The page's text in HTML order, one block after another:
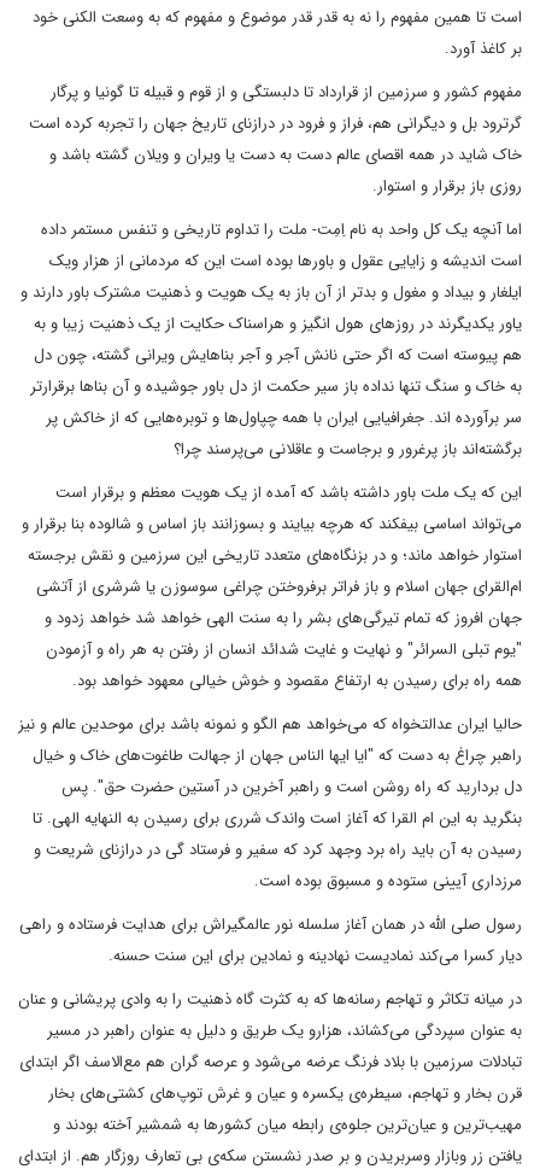
است تا همین مفهوم را نه به قدر قدر موضوع و مفهوم که به وسعت الکنی خود
بر کاغذ آورد.
مفهوم کشور و سرزمین از قرارداد تا دلبستگی و از قوم و قبیله تا گونیا و پرگار
گرترود بل و دیگرانی هم، فراز و فرود در درازنای تاریخ جهان را تجربه کرده است
خاک شاید در همه اقصای عالم دست به دست یا ویران و ویلان گشته باشد و
روزی باز برقرار و استوار.
اما آنچه یک کل واحد به نام اِمِت- ملت را تداوم تاریخی و تنفس مستمر داده
است اندیشه و زایایی عقول و باور‌ها بوده است این که مردمانی از هزار ویک
ایلغار و بیداد و مغول و بدتر از آن باز به یک هویت و ذهنیت مشترک باور دارند و
یاور یکدیگرند در روز‌های هول انگیز و هراسناک حکایت از یک ذهنیت زیبا و به
هم پیوسته است که اگر حتی نانش آجر و آجر بناهایش ویرانی گشته، چون دل
به خاک و سنگ تنها نداده باز سیر حکمت از دل باور جوشیده و آن بنا‌ها برقرارتر
سر برآورده اند. جغرافیایی ایران با همه چپاول‌ها و توبره‌هایی که از خاکش پر
برگشته‌اند باز پرغرور و برجاست و عاقلانی می‌پرسند چرا؟
این که یک ملت باور داشته باشد که آمده از یک هویت معظم و برقرار است
می‌تواند اساسی بیفکند که هرچه بیایند و بسوزانند باز اساس و شالوده بنا برقرار و
استوار خواهد ماند؛ و در بزنگاه‌های متعدد تاریخی این سرزمین و نقش برجسته
ام‌القرای جهان اسلام و باز فراتر برفروختن چراغی سوسوزن یا شرشری از آتشی
جهان افروز که تمام تیرگی‌های بشر را به سنت الهی خواهد شد خواهد زدود و
"یوم تبلی السرائر" و نهایت و غایت شدائد انسان از رفتن به هر راه و آزمودن
همه راه برای رسیدن به ارتفاع مقصود و خوش خیالی معهود خواهد بود.
حالیا ایران عدالتخواه که می‌خواهد هم الگو و نمونه باشد برای موحدین عالم و نیز
راهبر چراغ به دست که "ایا ایها الناس جهان از جهالت طاغوت‌های خاک و خیال
دل بردارید که راه روشن است و راهبر آخرین در آستین حضرت حق". پس
بنگرید به این ام القرا که آغاز است واندک شرری برای رسیدن به النهایه الهی. تا
رسیدن به آن باید راه برد وجهد کرد که سفیر و فرستاد گی در درازنای شریعت و
مرزداری آیینی ستوده و مسبوق بوده است.
رسول صلی الله در همان آغاز سلسله نور عالمگیر‌اش برای هدایت فرستاده و راهی
دیار کسرا می‌کند نمادیست نهادینه و نمادین برای این سنت حسنه.
در میانه تکاثر و تهاجم رسانه‌ها که به کثرت گاه ذهنیت را به وادی پریشانی و عنان
به عنوان سپردگی می‌کشاند، هزارو یک طریق و دلیل به عنوان راهبر در مسیر
تبادلات سرزمین با بلاد فرنگ عرضه می‌شود و عرصه گران هم مع‌الاسف اگر ابتدای
قرن بخار و تهاجم، سیطره‌ی یکسره و عیان و غرش توپ‌های کشتی‌های بخار
مهیب‌ترین و عیان‌ترین جلوه‌ی رابطه میان کشور‌ها به شمشیر آخته بودند و
یافتن زر وبازار وسربریدن و بر صدر نشستن سکه‌ی بی تعارف روزگار هم. از ابتدای